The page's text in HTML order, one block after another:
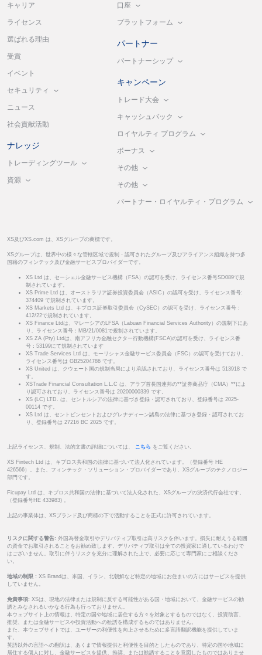
キャリア
ライセンス
選ばれる理由
受賞
イベント
セキュリティ
ニュース
社会貢献活動
ナレッジ
トレーディングツール
資源
口座
プラットフォーム
パートナー
パートナーシップ
キャンペーン
トレード大会
キャッシュバック
ロイヤルティ プログラム
ボーナス
その他
その他
パートナー・ロイヤルティ・プログラム
XS及びXS.com は、XSグループの商標です。
XSグループは、世界中の様々な管轄区域で規制・認可されたグループ及びアライアンス組織を持つ多
国籍のフィンテック及び金融サービスプロバイダーです。
XS Ltd は、セーシェル金融サービス機構（FSA）の認可を受け、ライセンス番号SD089で規
制されています。
XS Prime Ltd は、オーストラリア証券投資委員会（ASIC）の認可を受け、ライセンス番号:
374409 で規制されています。
XS Markets Ltd は、キプロス証券取引委員会（CySEC）の認可を受け、ライセンス番号：
412/22で規制されています。
XS Finance Ltdは、マレーシアのLFSA（Labuan Financial Services Authority）の規制下にあ
り、ライセンス番号：MB/21/0081で規制されています。
XS ZA (Pty) Ltdは、南アフリカ金融セクター行動機構(FSCA)の認可を受け、ライセンス番
号：53199にて規制されています
XS Trade Services Ltd は、モーリシャス金融サービス委員会（FSC）の認可を受けており、
ライセンス番号は GB25204786 です。
XS United は、クウェート国の規制当局により承認されており、ライセンス番号は 513918 で
す。
XSTrade Financial Consultation L.L.C は、アラブ首長国連邦の**証券商品庁（CMA）**によ
り認可されており、ライセンス番号は 20200000339 です。
XS (LC) LTD. は、セントルシアの法律に基づき登録・認可されており、登録番号は 2025-
00114 です。
XS Ltd は、セントビンセントおよびグレナディーン諸島の法律に基づき登録・認可されてお
り、登録番号は 27216 BC 2025 です。
上記ライセンス、規制、法的文書の詳細については、 こちら をご覧ください。
XS Fintech Ltd は、キプロス共和国の法律に基づいて法人化されています。（登録番号 HE
426566）。また、フィンテック・ソリューション・プロバイダーであり、XSグループのテクノロジー
部門です。
Ficupay Ltd は、キプロス共和国の法律に基づいて法人化された、XSグループの決済代行会社です。
（登録番号HE 433983) 。
上記の事業体は、XSブランド及び商標の下で活動することを正式に許可されています。
リスクに関する警告: 外国為替金取引やデリバティブ取引は高リスクを伴います。損失に耐えうる範囲
の資金でお取引されることをお勧め致します。デリバティブ取引は全ての投資家に適しているわけで
はございません。取引に伴うリスクを充分に理解された上で、必要に応じて専門家にご相談くださ
い。
地域の制限 : XS Brandは、米国、イラン、北朝鮮など特定の地域にお住まいの方にはサービスを提供
していません。
免責事項: XSは、現地の法律または規制に反する可能性がある国・地域において、金融サービスの勧
誘とみなされるいかなる行為も行っておりません。
本ウェブサイト上の情報は、特定の国や地域に居住する方々を対象とするものではなく、投資助言、
推奨、または金融サービスや投資活動への勧誘を構成するものではありません。
また、本ウェブサイトでは、ユーザーの利便性を向上させるために多言語翻訳機能を提供していま
す。
英語以外の言語への翻訳は、あくまで情報提供と利便性を目的としたものであり、特定の国や地域に
居住する個人に対し、金融サービスを提供、推奨、または勧誘することを意図したものではありませ